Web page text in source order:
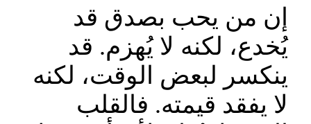
إن من يحب بصدق قد
يُخدع، لكنه لا يُهزم. قد
ينكسر لبعض الوقت، لكنه
لا يفقد قيمته. فالقلب